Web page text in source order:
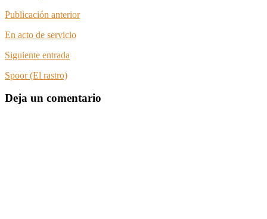
Publicación anterior
En acto de servicio
Siguiente entrada
Spoor (El rastro)
Deja un comentario